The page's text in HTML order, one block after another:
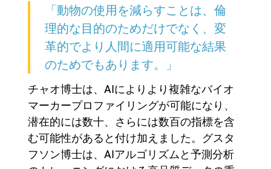
「動物の使用を減らすことは、倫
理的な目的のためだけでなく、変
革的でより人間に適用可能な結果
のためでもあります。」
チャオ博士は、AIによりより複雑なバイオ
マーカープロファイリングが可能になり、
潜在的には数十、さらには数百の指標を含
む可能性があると付け加えました。グスタ
フソン博士は、AIアルゴリズムと予測分析